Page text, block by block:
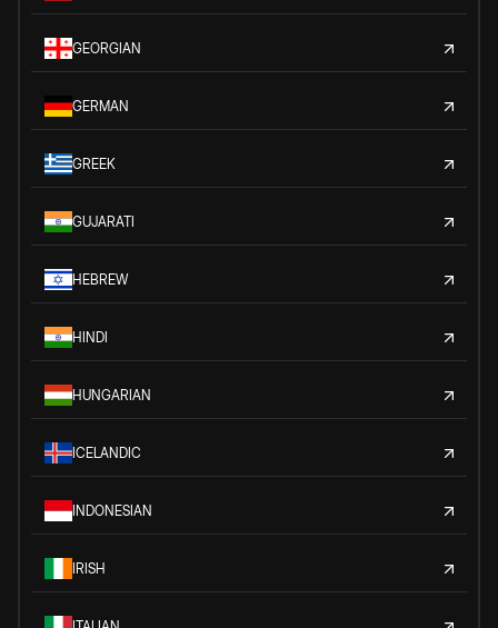
GEORGIAN
GERMAN
GREEK
GUJARATI
HEBREW
HINDI
HUNGARIAN
ICELANDIC
INDONESIAN
IRISH